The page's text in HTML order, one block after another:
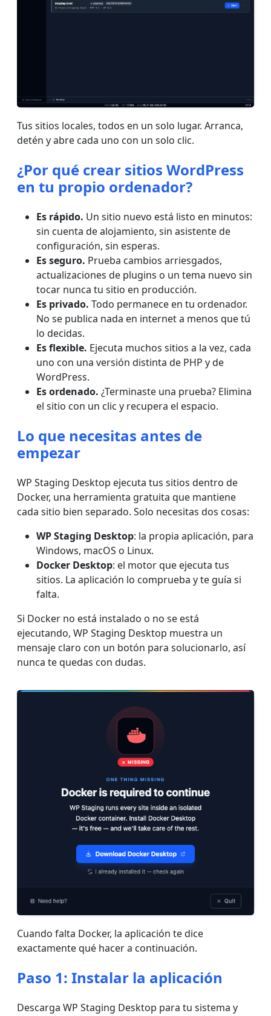
Tus sitios locales, todos en un solo lugar. Arranca,
detén y abre cada uno con un solo clic.
¿Por qué crear sitios WordPress
en tu propio ordenador?
Es rápido. Un sitio nuevo está listo en minutos:
sin cuenta de alojamiento, sin asistente de
configuración, sin esperas.
Es seguro. Prueba cambios arriesgados,
actualizaciones de plugins o un tema nuevo sin
tocar nunca tu sitio en producción.
Es privado. Todo permanece en tu ordenador.
No se publica nada en internet a menos que tú
lo decidas.
Es flexible. Ejecuta muchos sitios a la vez, cada
uno con una versión distinta de PHP y de
WordPress.
Es ordenado. ¿Terminaste una prueba? Elimina
el sitio con un clic y recupera el espacio.
Lo que necesitas antes de
empezar
WP Staging Desktop ejecuta tus sitios dentro de
Docker, una herramienta gratuita que mantiene
cada sitio bien separado. Solo necesitas dos cosas:
WP Staging Desktop: la propia aplicación, para
Windows, macOS o Linux.
Docker Desktop: el motor que ejecuta tus
sitios. La aplicación lo comprueba y te guía si
falta.
Si Docker no está instalado o no se está
ejecutando, WP Staging Desktop muestra un
mensaje claro con un botón para solucionarlo, así
nunca te quedas con dudas.
Cuando falta Docker, la aplicación te dice
exactamente qué hacer a continuación.
Paso 1: Instalar la aplicación
Descarga WP Staging Desktop para tu sistema y